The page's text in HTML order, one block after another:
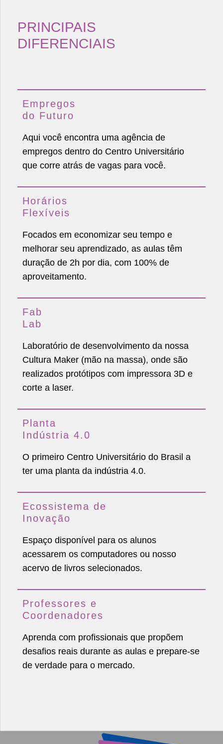
PRINCIPAIS
DIFERENCIAIS
Empregos
do Futuro
Aqui você encontra uma agência de
empregos dentro do Centro Universitário
que corre atrás de vagas para você.
Horários
Flexíveis
Focados em economizar seu tempo e
melhorar seu aprendizado, as aulas têm
duração de 2h por dia, com 100% de
aproveitamento.
Fab
Lab
Laboratório de desenvolvimento da nossa
Cultura Maker (mão na massa), onde são
realizados protótipos com impressora 3D e
corte a laser.
Planta
Indústria 4.0
O primeiro Centro Universitário do Brasil a
ter uma planta da indústria 4.0.
Ecossistema de
Inovação
Espaço disponível para os alunos
acessarem os computadores ou nosso
acervo de livros selecionados.
Professores e
Coordenadores
Aprenda com profissionais que propõem
desafios reais durante as aulas e prepare-se
de verdade para o mercado.